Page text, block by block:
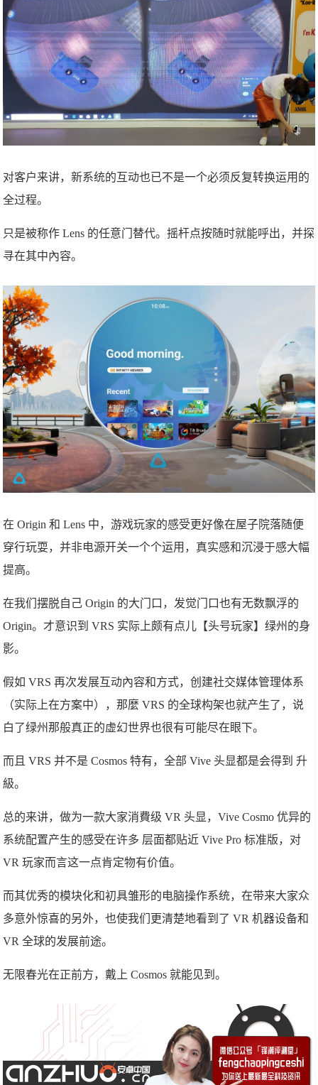
对客户来讲，新系统的互动也已不是一个必须反复转换运用的
全过程。
只是被称作 Lens 的任意门替代。摇杆点按随时就能呼出，并探
寻在其中內容。
在 Origin 和 Lens 中，游戏玩家的感受更好像在屋子院落随便
穿行玩耍，并非电源开关一个个运用，真实感和沉浸于感大幅
提高。
在我们摆脱自己 Origin 的大门口，发觉门口也有无数飘浮的
Origin。才意识到 VRS 实际上颇有点儿【头号玩家】绿州的身
影。
假如 VRS 再次发展互动內容和方式，创建社交媒体管理体系
（实际上在方案中），那麼 VRS 的全球构架也就产生了，说
白了绿州那般真正的虚幻世界也很有可能尽在眼下。
而且 VRS 并不是 Cosmos 特有，全部 Vive 头显都是会得到 升
級。
总的来讲，做为一款大家消費级 VR 头显，Vive Cosmo 优异的
系统配置产生的感受在许多 层面都贴近 Vive Pro 标准版，对
VR 玩家而言这一点肯定物有价值。
而其优秀的模块化和初具雏形的电脑操作系统，在带来大家众
多意外惊喜的另外，也使我们更清楚地看到了 VR 机器设备和
VR 全球的发展前途。
无限春光在正前方，戴上 Cosmos 就能见到。